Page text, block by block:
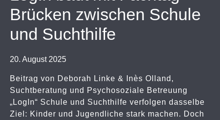
Brücken zwischen Schule
und Suchthilfe
20. August 2025
Beitrag von Deborah Linke & Inès Olland,
Suchtberatung und Psychosoziale Betreuung
„LogIn“ Schule und Suchthilfe verfolgen dasselbe
Ziel: Kinder und Jugendliche stark machen. Doch